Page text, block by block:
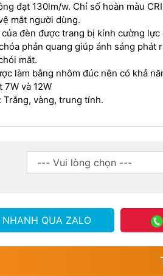
đạt 130lm/w. Chỉ số hoàn màu
mắt người dùng.
đèn được trang bị kính cường
phản quang giúp ánh sáng phát
mắt.
làm bằng nhôm đúc nên có khả
7W và 12W
Trắng, vàng, trung tính.
QUA ZALO